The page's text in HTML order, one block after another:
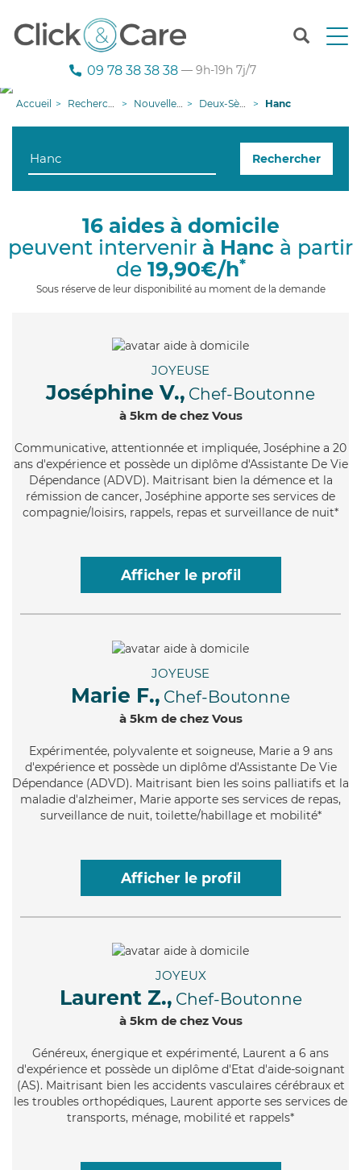
T
n
g
i
09 78 38 38 38 — 9h-19h 7j/7
Accueil Recherche aide à domicile Nouvelle-Aquitaine Deux-Sèvres Hanc
Rechercher
16 aides à domicile
peuvent intervenir à Hanc à partir
de 19,90€/h*
Sous réserve de leur disponibilité au moment de la demande
JOYEUSE
Joséphine V., Chef-Boutonne
à 5km de chez Vous
Communicative, attentionnée et impliquée, Joséphine a 20
ans d'expérience et possède un diplôme d'Assistante De Vie
Dépendance (ADVD). Maitrisant bien la démence et la
rémission de cancer, Joséphine apporte ses services de
compagnie/loisirs, rappels, repas et surveillance de nuit*
Afficher le profil
JOYEUSE
Marie F., Chef-Boutonne
à 5km de chez Vous
Expérimentée, polyvalente et soigneuse, Marie a 9 ans
d'expérience et possède un diplôme d'Assistante De Vie
Dépendance (ADVD). Maitrisant bien les soins palliatifs et la
maladie d'alzheimer, Marie apporte ses services de repas,
surveillance de nuit, toilette/habillage et mobilité*
Afficher le profil
JOYEUX
Laurent Z., Chef-Boutonne
à 5km de chez Vous
Généreux, énergique et expérimenté, Laurent a 6 ans
d'expérience et possède un diplôme d'Etat d'aide-soignant
(AS). Maitrisant bien les accidents vasculaires cérébraux et
les troubles orthopédiques, Laurent apporte ses services de
transports, ménage, mobilité et rappels*